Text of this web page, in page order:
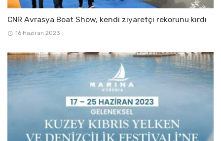
CNR Avrasya Boat Show, kendi ziyaretçi rekorunu kırdı
16 Haziran 2023